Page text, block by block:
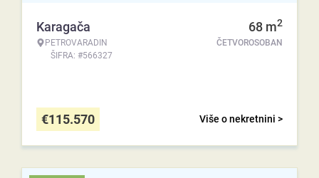
Karagača
PETROVARADIN
ŠIFRA: #566327
68 m2
ČETVOROSOBAN
Više o nekretnini >
€115.570